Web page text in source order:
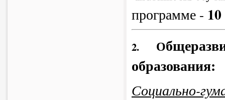
программе -
2. О
образования:
Социально-